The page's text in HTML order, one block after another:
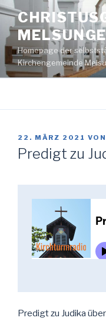
Zum
Inhalt
springen
Homepage der
Kirchengemeinde
VERÖFFENTLICHT
AM
22. MÄRZ 2021 VON
Predigt zu
Predigt zu Judika